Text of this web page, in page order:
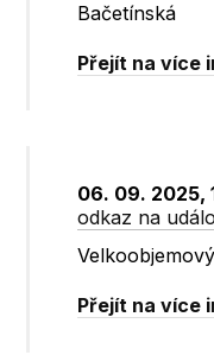
Bačetínská
Přejít na více
06. 09. 2025,
odkaz na
Přejít na více